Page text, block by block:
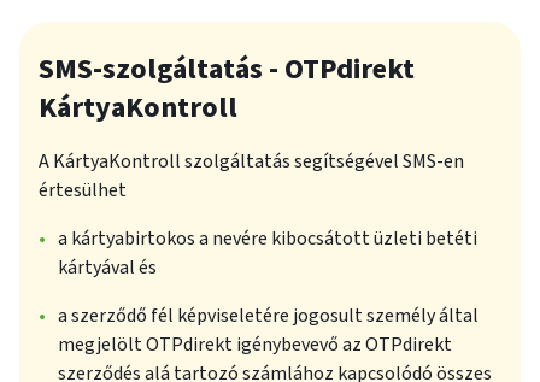
SMS-szolgáltatás - OTPdirekt
KártyaKontroll
A KártyaKontroll szolgáltatás segítségével SMS-en
értesülhet
a kártyabirtokos a nevére kibocsátott üzleti betéti
kártyával és
a szerződő fél képviseletére jogosult személy által
megjelölt OTPdirekt igénybevevő az OTPdirekt
szerződés alá tartozó számlához kapcsolódó összes